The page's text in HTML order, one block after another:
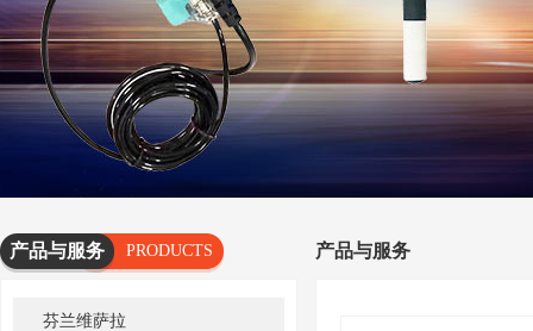
产品与服务
PRODUCTS
芬兰维萨拉
产品与服务